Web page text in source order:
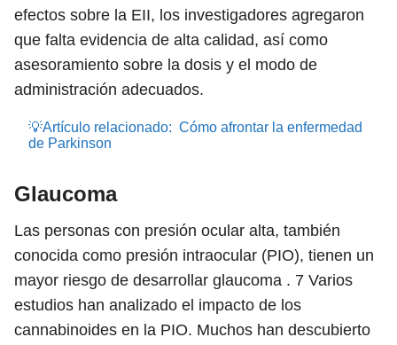
efectos sobre la EII, los investigadores agregaron
que falta evidencia de alta calidad, así como
asesoramiento sobre la dosis y el modo de
administración adecuados.
💡Artículo relacionado: Cómo afrontar la enfermedad
de Parkinson
Glaucoma
Las personas con presión ocular alta, también
conocida como presión intraocular (PIO), tienen un
mayor riesgo de desarrollar glaucoma . 7 Varios
estudios han analizado el impacto de los
cannabinoides en la PIO. Muchos han descubierto